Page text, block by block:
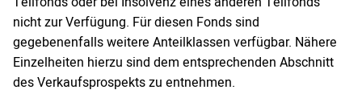
nicht zur Verfügung. Für diesen Fonds sind
gegebenenfalls weitere Anteilklassen verfügbar. Nähere
Einzelheiten hierzu sind dem entsprechenden Abschnitt
des Verkaufsprospekts zu entnehmen.